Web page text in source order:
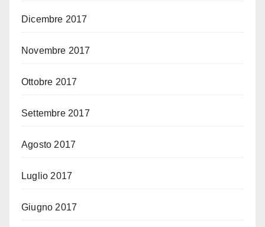
Dicembre 2017
Novembre 2017
Ottobre 2017
Settembre 2017
Agosto 2017
Luglio 2017
Giugno 2017